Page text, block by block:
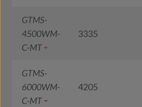
GTMS-
4500WM-
C-MT
3335
GTMS-
6000WM-
C-MT
4205